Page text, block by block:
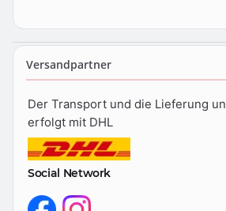
Versandpartner
Der Transport und die Lieferung
erfolgt mit DHL
Social Network